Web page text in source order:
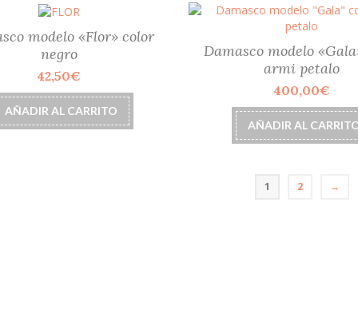
producto
modelo «Flor» color
negro
42,50€
AÑADIR AL CARRITO
Damasco modelo
armi petalo
400,00€
AÑADIR AL
1 2 →